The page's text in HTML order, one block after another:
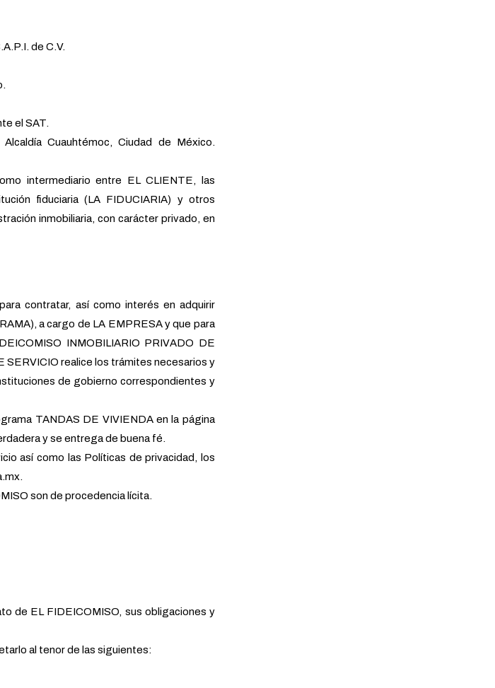
de C.V.
el SAT.
Cuauhtémoc, Ciudad de México.
intermediario entre EL CLIENTE, las
fiduciaria (LA FIDUCIARIA) y otros
inmobiliaria, con carácter privado, en
contratar, así como interés en adquirir
a cargo de LA EMPRESA y que para
INMOBILIARIO PRIVADO DE
SERVICIO realice los trámites necesarios y
de gobierno correspondientes y
TANDAS DE VIVIENDA en la página
y se entrega de buena fé.
así como las Políticas de privacidad, los
son de procedencia lícita.
de EL FIDEICOMISO, sus obligaciones y
al tenor de las siguientes: